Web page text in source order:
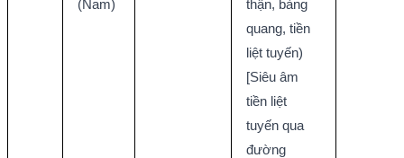
(Nam)
thận, bàng
quang, tiền
liệt tuyến)
[Siêu âm
tiền liệt
tuyến qua
đường